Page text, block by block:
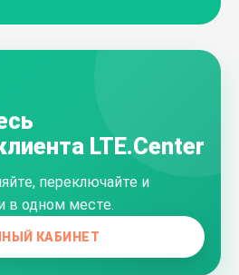
LTE.Center
переключайте и
в одном месте.
КАБИНЕТ